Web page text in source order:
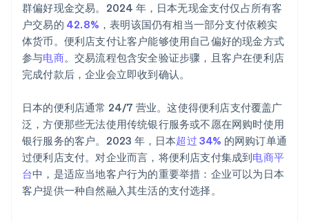
群偏好现金交易。2024 年，日本无现金支付仅占所有客
户交易的 42.8% ，表明该国仍有相当一部分支付依赖实
体货币。便利店支付让客户能够使用自己偏好的现金方式
参与电商。交易流程包含安全验证步骤，且客户在便利店
完成付款后，企业会立即收到确认。
日本的便利店通常 24/7 营业。这使得便利店支付覆盖广
泛，方便那些无法使用传统银行服务或不愿在网购时使用
银行服务的客户。2023 年，日本超过 34% 的网购订单通
过便利店支付。对企业而言，将便利店支付集成到电商平
台中，是适应当地客户行为的重要举措：企业可以为日本
客户提供一种自然融入其生活的支付选择。